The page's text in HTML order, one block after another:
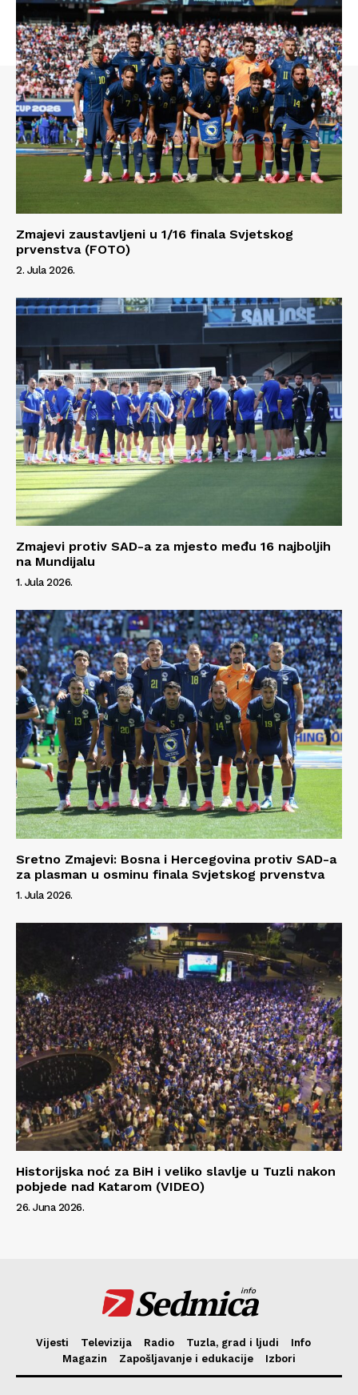
Impressum
Zmajevi zaustavljeni u 1/16 finala Svjetskog
prvenstva (FOTO)
2. Jula 2026.
Zmajevi protiv SAD-a za mjesto među 16 najboljih
na Mundijalu
1. Jula 2026.
Sretno Zmajevi: Bosna i Hercegovina protiv SAD-a
za plasman u osminu finala Svjetskog prvenstva
1. Jula 2026.
Historijska noć za BiH i veliko slavlje u Tuzli nakon
pobjede nad Katarom (VIDEO)
26. Juna 2026.
Sedmica
info
Vijesti Televizija Radio Tuzla, grad i ljudi
Info
Magazin
Zapošljavanje i edukacije Izbori